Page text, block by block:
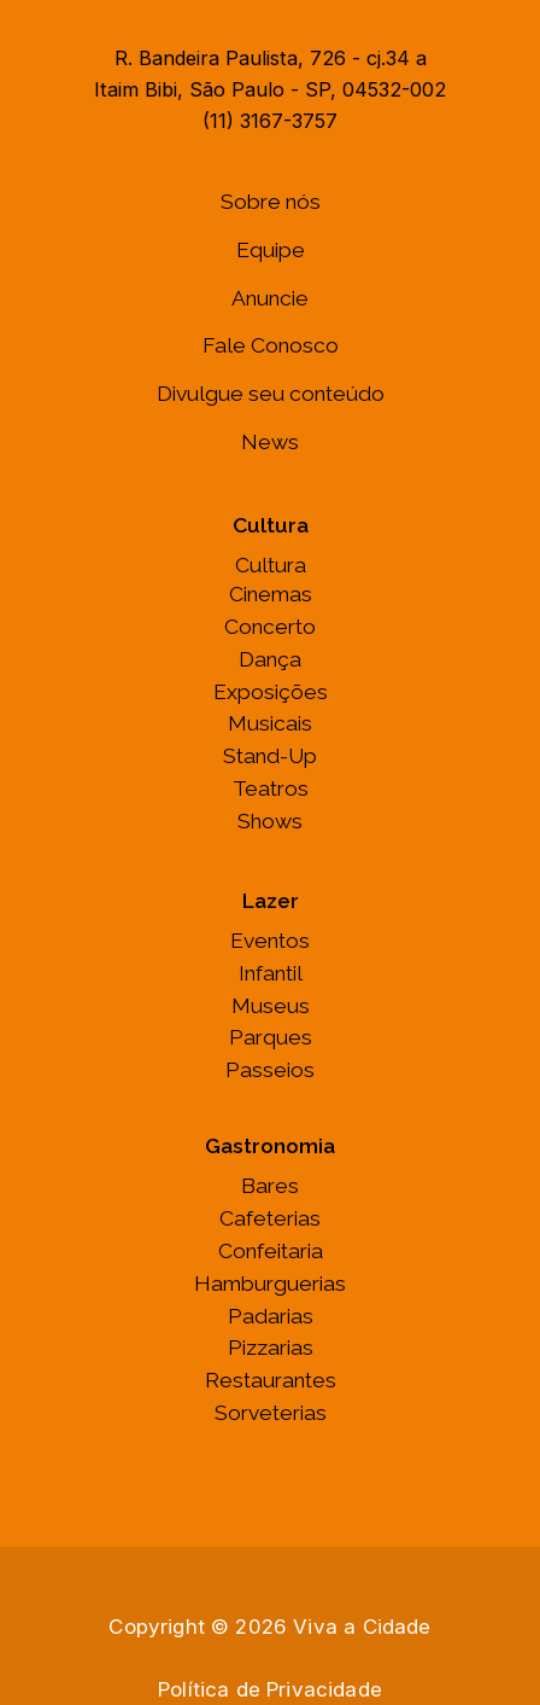
R. Bandeira Paulista, 726 - cj.34 a
Itaim Bibi, São Paulo - SP, 04532-002
(11) 3167-3757
Sobre nós
Equipe
Anuncie
Fale Conosco
Divulgue seu conteúdo
News
Cultura
Cultura
Cinemas
Concerto
Dança
Exposições
Musicais
Stand-Up
Teatros
Shows
Lazer
Eventos
Infantil
Museus
Parques
Passeios
Gastronomia
Bares
Cafeterias
Confeitaria
Hamburguerias
Padarias
Pizzarias
Restaurantes
Sorveterias
Copyright © 2026 Viva a Cidade
Política de Privacidade